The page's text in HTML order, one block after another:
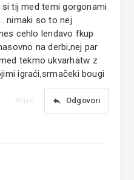
si tij med temi gorgonami
nimaki so to nej
cehlo lendavo fkup
na derbi,nej par
tekmo ukvarhatw z
igraći,srmačeki bougi
reply Odgovori
Prijavi